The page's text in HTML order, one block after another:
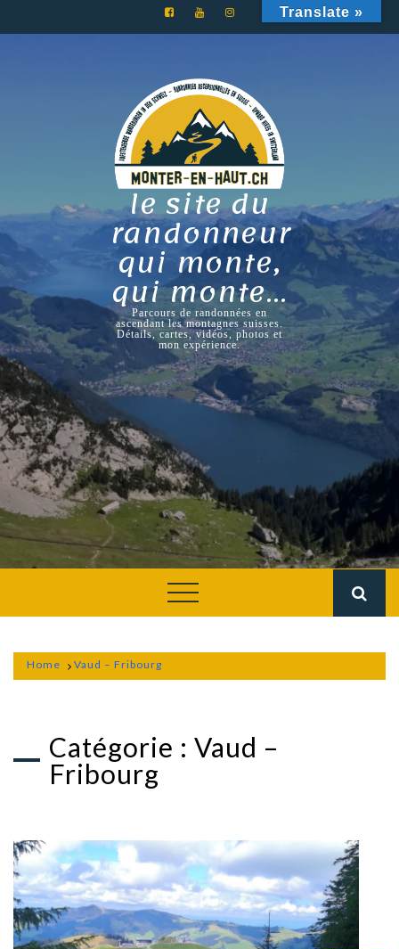
le site du
randonneur
qui monte,
qui monte…
Parcours de randonnées en
ascendant les montagnes suisses.
Détails, cartes, vidéos, photos et
mon expérience.
Home Vaud – Fribourg
Catégorie : Vaud –
Fribourg
Translate »